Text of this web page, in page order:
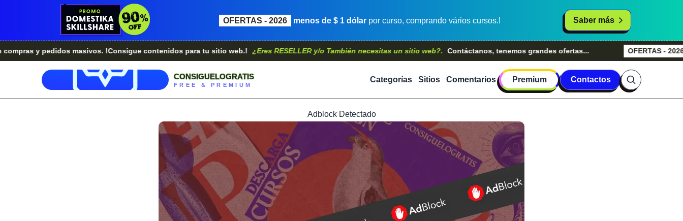
OFERTAS - 2026 menos de $ 1 dólar por curso, comprando vários cursos.! Saber más
y pedidos masivos. !Consigue contenidos para tu sitio web.! ¿Eres RESELLER y/o También necesitas un sitio web?. Contáctanos, tenemos grandes ofertas... OFERTAS - 2026
CONSIGUELOGRATIS
FREE & PREMIUM
Categorías Sitios Comentarios Premium Contactos
Adblock Detectado